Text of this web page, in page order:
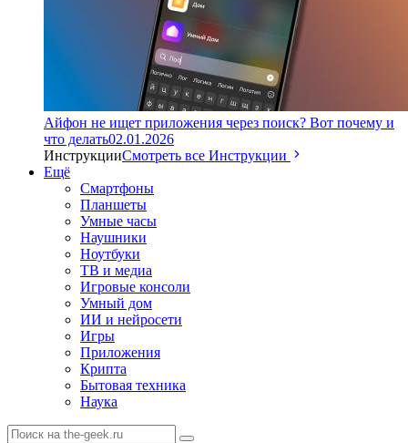
Айфон не ищет приложения через поиск? Вот почему и
что делать02.01.2026
ИнструкцииСмотреть все Инструкции
Ещё
Смартфоны
Планшеты
Умные часы
Наушники
Ноутбуки
ТВ и медиа
Игровые консоли
Умный дом
ИИ и нейросети
Игры
Приложения
Крипта
Бытовая техника
Наука